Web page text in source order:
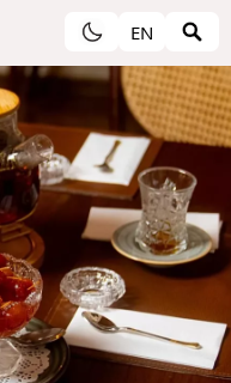
EN